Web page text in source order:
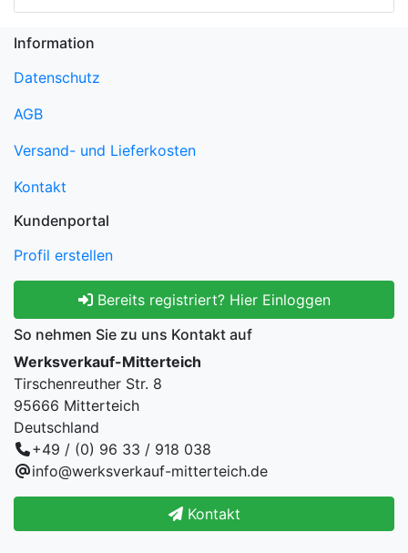
Information
Datenschutz
AGB
Versand- und Lieferkosten
Kontakt
Kundenportal
Profil erstellen
Bereits registriert? Hier Einloggen
So nehmen Sie zu uns Kontakt auf
Werksverkauf-Mitterteich
Tirschenreuther Str. 8
95666 Mitterteich
Deutschland
+49 / (0) 96 33 / 918 038
info@werksverkauf-mitterteich.de
Kontakt